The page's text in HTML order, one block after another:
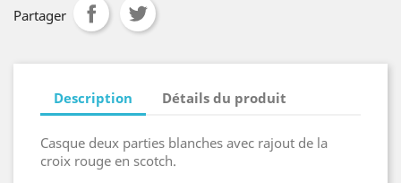
Partager
Description Détails du produit
Casque deux parties blanches avec rajout de la
croix rouge en scotch.